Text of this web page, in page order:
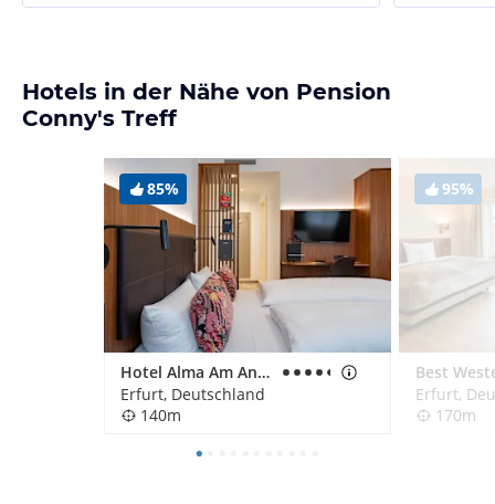
Hotels in der Nähe von Pension
Conny's Treff
85%
Hotel Alma Am Anger
Erfurt, Deutschland
140m
95%
Erfurt,
170m